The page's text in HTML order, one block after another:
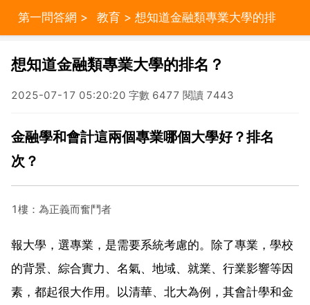
第一問答網 > 教育 > 想知道金融類專業大學的排
名？
想知道金融類專業大學的排名？
2025-07-17 05:20:20 字數 6477 閱讀 7443
金融學和會計這兩個專業哪個大學好？排名
次？
1樓：為正義而奮鬥者
報大學，選專業，是需要系統考慮的。除了專業，學校
的背景、綜合實力、名氣、地域、就業、行業影響等因
素，都起很大作用。以清華、北大為例，其會計學和金